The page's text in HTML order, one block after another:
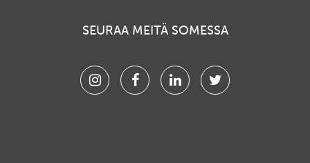
SEURAA MEITÄ SOMESSA
InstagramFacebookLinkedinTwitter